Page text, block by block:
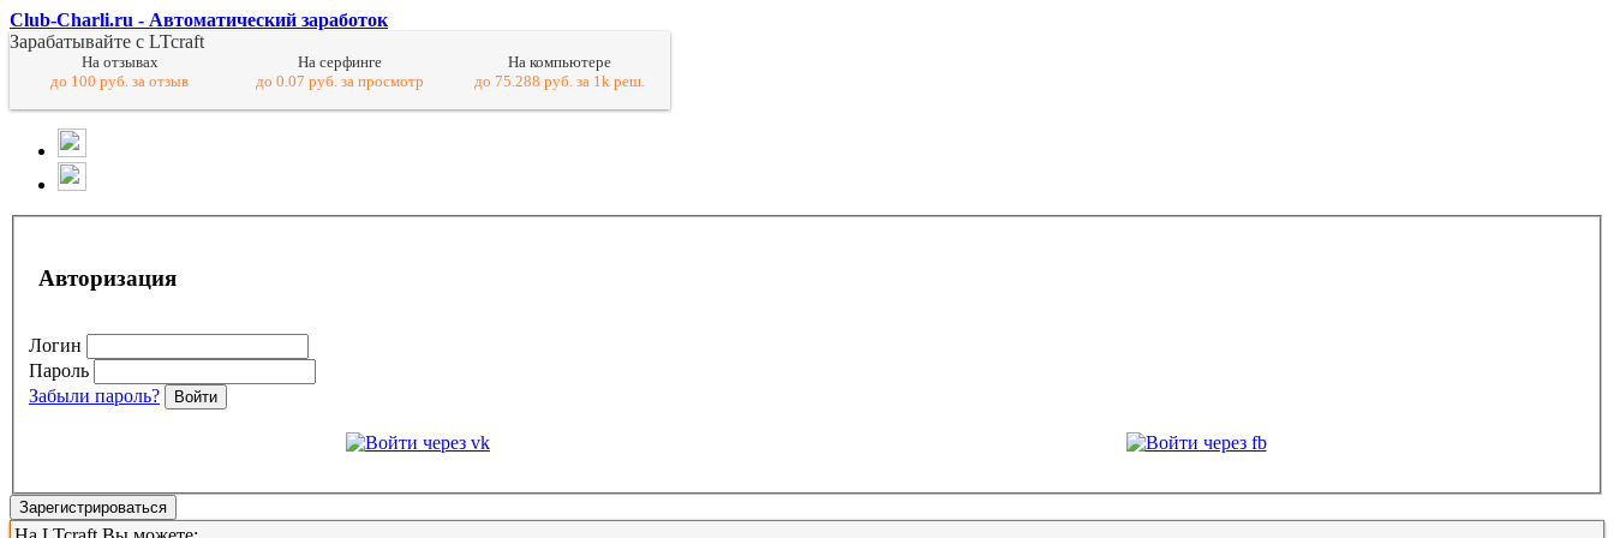
Club-Charli.ru - Автоматический заработок
Зарабатывайте с LTcraft
На отзывах На серфинге
На компьютере
до 100 руб. за отзыв
до 0.07 руб. за просмотр до 75.288 руб. за 1k реш.
Авторизация
Логин
Пароль
Забыли пароль?
Войти
Зарегистрироваться